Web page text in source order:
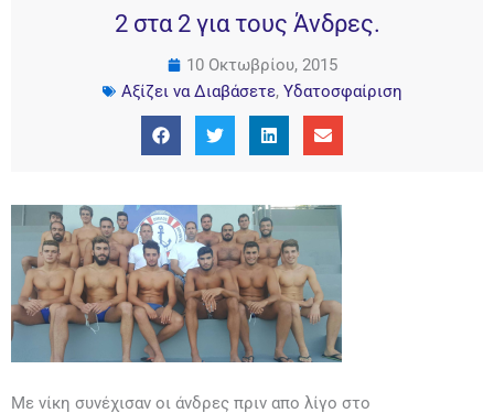
2 στα 2 για τους Άνδρες.
10 Οκτωβρίου, 2015
Αξίζει να Διαβάσετε, Υδατοσφαίριση
Με νίκη συνέχισαν οι άνδρες πριν απο λίγο στο